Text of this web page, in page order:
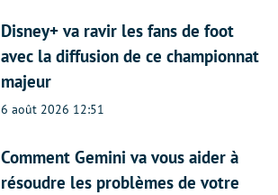
Disney+ va ravir les fans de foot
avec la diffusion de ce championnat
majeur
6 août 2026 12:51
Comment Gemini va vous aider à
résoudre les problèmes de votre